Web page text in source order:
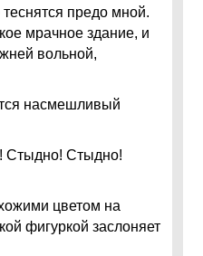
теснятся предо мной.
мрачное здание, и
вольной,
насмешливый
Стыдно! Стыдно!
цветом на
фигуркой заслоняет